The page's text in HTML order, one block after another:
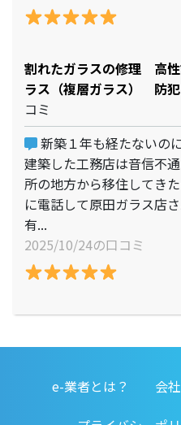
割れたガラスの修理 高
ラス（複層ガラス） 防
コミ
新築１年も経たないの
建築した工務店は音信不
所の地方から移住してき
に電話して原田ガラス店
有...
2025/10/24の口コミ
e-業者とは？ 会